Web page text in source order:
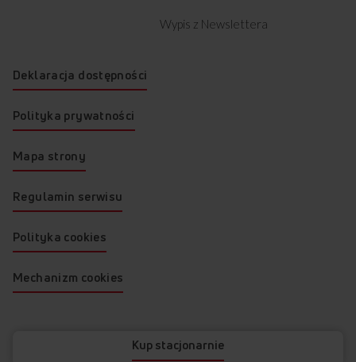
Kup stacjonarnie
Wypis z Newslettera
© 2026 AMICA
Deklaracja dostępności
Polityka prywatności
Mapa strony
Regulamin serwisu
Polityka cookies
Mechanizm cookies